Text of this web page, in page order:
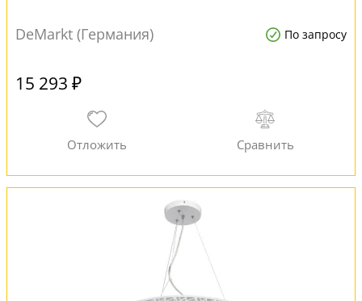
DeMarkt (Германия) По запросу
15 293 ₽